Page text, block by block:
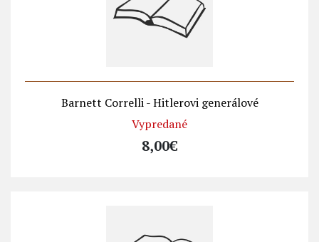
Barnett Correlli - Hitlerovi generálové
Vypredané
8,00€